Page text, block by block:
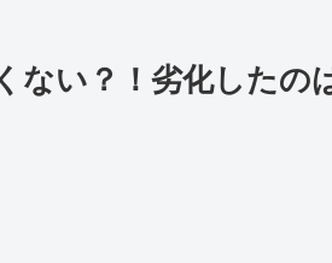
ない？！劣化したの